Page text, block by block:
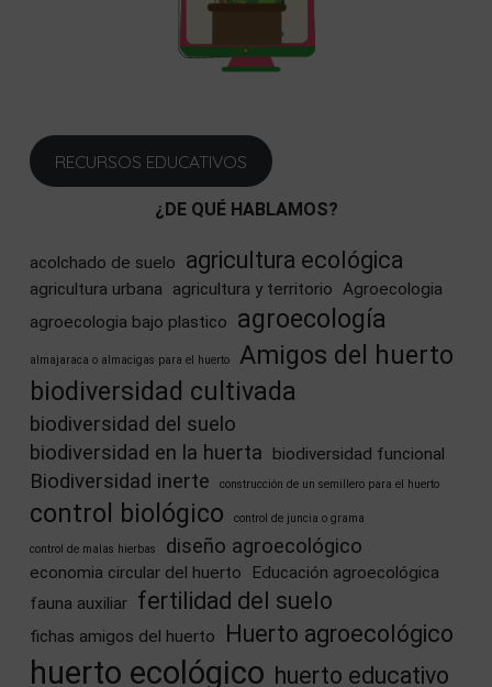
RECURSOS EDUCATIVOS
¿DE QUÉ HABLAMOS?
acolchado de suelo agricultura ecológica
agricultura urbana agricultura y territorio Agroecologia
agroecologia bajo plastico
agroecología
almajaraca o almacigas para el huerto
Amigos del huerto
biodiversidad cultivada
biodiversidad del suelo
biodiversidad en la huerta
biodiversidad funcional
Biodiversidad inerte construcción de un semillero para el huerto
control biológico control de juncia o grama
control de malas hierbas diseño agroecológico
economia circular del huerto
Educación agroecológica
fauna auxiliar fertilidad del suelo
fichas amigos del huerto Huerto agroecológico
huerto ecológico huerto educativo